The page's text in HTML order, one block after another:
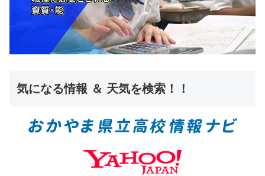
気になる情報 ＆ 天気を検索！！